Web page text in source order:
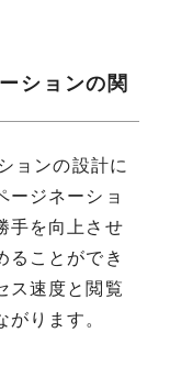
ションの関
ョンの設計に
ージネーショ
手を向上させ
ることができ
ス速度と閲覧
ります。